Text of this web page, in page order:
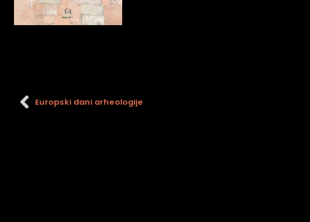
Europski dani arheologije